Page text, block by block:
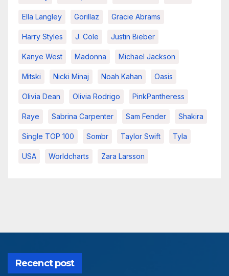
Ella Langley Gorillaz Gracie Abrams
Harry Styles J. Cole Justin Bieber
Kanye West Madonna Michael Jackson
Mitski Nicki Minaj Noah Kahan Oasis
Olivia Dean Olivia Rodrigo PinkPantheress
Raye Sabrina Carpenter Sam Fender Shakira
Single TOP 100 Sombr Taylor Swift Tyla
USA Worldcharts Zara Larsson
Recenct post